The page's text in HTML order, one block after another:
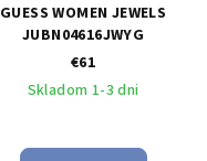
GUESS WOMEN JEWELS
JUBN04616JWYG
€61
Skladom 1-3 dni